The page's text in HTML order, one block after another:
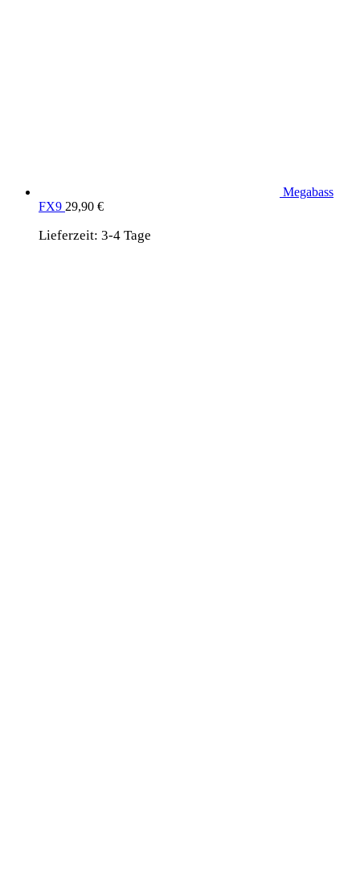
Megabass
FX9 29,90 €
Lieferzeit: 3-4 Tage